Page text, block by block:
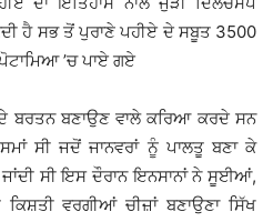
ਹੈ ਸਭ ਤੋਂ ਪੁਰਾਣੇ ਪਹੀਏ ਦੇ ਸਬੂਤ 3500
’ਚ ਪਾਏ ਗਏ
ਬਰਤਨ ਬਣਾਉਣ ਵਾਲੇ ਕਰਿਆ ਕਰਦੇ ਸਨ
ਸੀ ਜਦੋਂ ਜਾਨਵਰਾਂ ਨੂੰ ਪਾਲਤੂ ਬਣਾ ਕੇ
ਸੀ ਇਸ ਦੌਰਾਨ ਇਨਸਾਨਾਂ ਨੇ ਸੂਈਆਂ,
ਵਰਗੀਆਂ ਚੀਜ਼ਾਂ ਬਣਾਉਣਾ ਸਿੱਖ